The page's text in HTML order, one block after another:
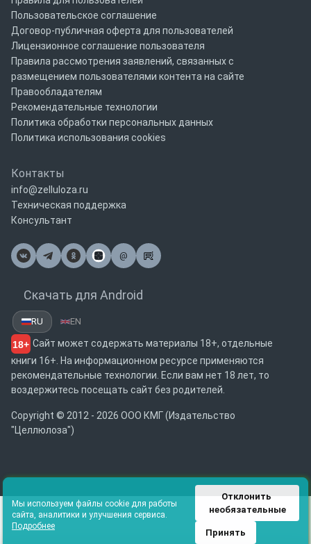
Пользовательское соглашение
Договор-публичная оферта для пользователей
Лицензионное соглашение пользователя
Правила рассмотрения заявлений, связанных с
размещением пользователями контента на сайте
Правообладателям
Рекомендательные технологии
Политика обработки персональных данных
Политика использования cookies
Контакты
info@zelluloza.ru
Техническая поддержка
Консультант
@
Почта
Скачать для Android
RU EN
18+ Сайт может содержать материалы 18+, отдельные
книги 16+. На информационном ресурсе применяются
рекомендательные технологии. Если вам нет 18 лет, то
воздержитесь посещать сайт без родителей.
Copyright © 2012 - 2026 ООО КМГ (Издательство
"Целлюлоза")
Мы используем файлы cookie для работы
сайта, аналитики и улучшения сервиса.
Подробнее
Отклонить
необязательные
Принять